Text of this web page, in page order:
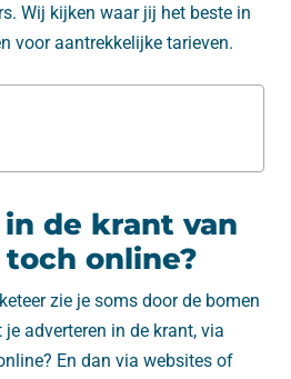
Wij kijken waar jij het beste in
voor aantrekkelijke tarieven.
de krant van
online?
zie je soms door de bomen
adverteren in de krant, via
En dan via websites of